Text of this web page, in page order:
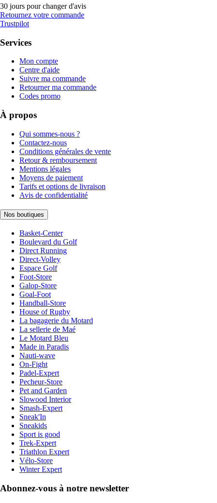
30 jours pour changer d'avis
Retournez votre commande
Trustpilot
Services
Mon compte
Centre d'aide
Suivre ma commande
Retourner ma commande
Codes promo
À propos
Qui sommes-nous ?
Contactez-nous
Conditions générales de vente
Retour & remboursement
Mentions légales
Moyens de paiement
Tarifs et options de livraison
Avis de confidentialité
Nos boutiques
Basket-Center
Boulevard du Golf
Direct Running
Direct-Volley
Espace Golf
Foot-Store
Galop-Store
Goal-Foot
Handball-Store
House of Rugby
La bagagerie du Motard
La sellerie de Maé
Le Motard Bleu
Made in Paradis
Nauti-wave
On-Fight
Padel-Expert
Pecheur-Store
Pet and Garden
Slowood Interior
Smash-Expert
Sneak'In
Sneakids
Sport is good
Trek-Expert
Triathlon Expert
Vélo-Store
Winter Expert
Abonnez-vous à notre newsletter